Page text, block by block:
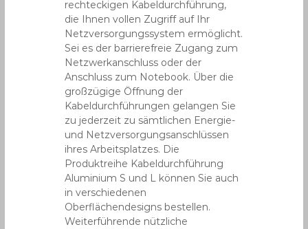
rechteckigen Kabeldurchführung,
die Ihnen vollen Zugriff auf Ihr
Netzversorgungssystem ermöglicht.
Sei es der barrierefreie Zugang zum
Netzwerkanschluss oder der
Anschluss zum Notebook. Über die
großzügige Öffnung der
Kabeldurchführungen gelangen Sie
zu jederzeit zu sämtlichen Energie-
und Netzversorgungsanschlüssen
ihres Arbeitsplatzes. Die
Produktreihe Kabeldurchführung
Aluminium S und L können Sie auch
in verschiedenen
Oberflächendesigns bestellen.
Weiterführende nützliche